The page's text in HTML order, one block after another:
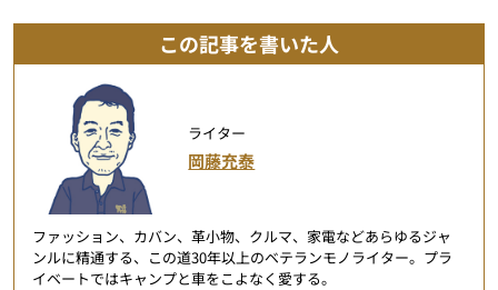
この記事を書いた人
ライター
岡藤充泰
ファッション、カバン、革小物、クルマ、家電などあらゆるジャ
ンルに精通する、この道30年以上のベテランモノライター。プラ
イベートではキャンプと車をこよなく愛する。